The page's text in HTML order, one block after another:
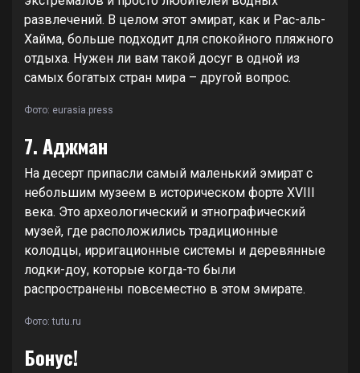
развлечений. В целом этот эмират, как и Рас-аль-
Хайма, больше подходит для спокойного пляжного
отдыха. Нужен ли вам такой досуг в одной из
самых богатых стран мира – другой вопрос.
Фото: eurasia.press
7. Аджман
На десерт припасли самый маленький эмират с
небольшим музеем в историческом форте XVIII
века. Это археологический и этнографический
музей, где расположились традиционные
колодцы, ирригационные системы и деревянные
лодки-доу, которые когда-то были
распространены повсеместно в этом эмирате.
Фото: tutu.ru
Бонус!